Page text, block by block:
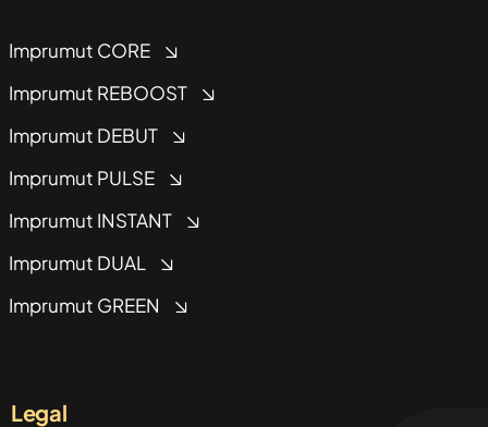
Imprumut CORE
Imprumut REBOOST
Imprumut DEBUT
Imprumut PULSE
Imprumut INSTANT
Imprumut DUAL
Imprumut GREEN
Legal